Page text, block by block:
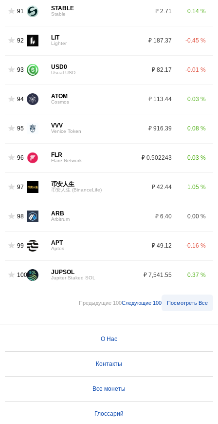
91 STABLE
Stable ₽ 2.71 0.14 %
92 LIT
Lighter ₽ 187.37 -0.45 %
93 USD0
Usual USD ₽ 82.17 -0.01 %
94 ATOM
Cosmos ₽ 113.44 0.03 %
95 VVV
Venice Token ₽ 916.39 0.08 %
96 FLR
Flare Network ₽ 0.502243 0.03 %
97 币安人生
币安人生 (BinanceLife) ₽ 42.44 1.05 %
98 ARB
Arbitrum ₽ 6.40 0.00 %
99 APT
Aptos ₽ 49.12 -0.16 %
100 JUPSOL
Jupiter Staked SOL ₽ 7,541.55 0.37 %
Предыдущие 100Следующие 100 Посмотреть Все
О Нас
Контакты
Все монеты
Глоссарий